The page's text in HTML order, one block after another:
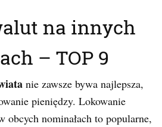
na innych
– TOP 9
nie zawsze bywa najlepsza,
pieniędzy. Lokowanie
obcych nominałach to popularne,